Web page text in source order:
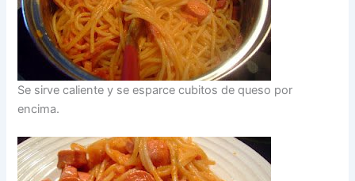
Se sirve caliente y se esparce cubitos de queso por
encima.